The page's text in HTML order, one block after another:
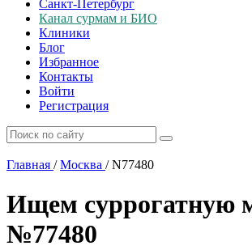
Санкт-Петербург
Канал сурмам и БИО
Клиники
Блог
Избранное
Контакты
Войти
Регистрация
Главная / Москва /N77480
Ищем суррогатную
№77480